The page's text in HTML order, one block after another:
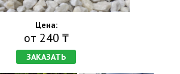
ВОПРОС-ОТВЕТ
КОНТАКТЫ
Цена:
от 240 ₸
ЗАКАЗАТЬ